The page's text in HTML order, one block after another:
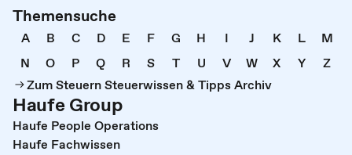
Themensuche
A B C D E F G H I J K L
M
N
O P Q R S T U V W X Y
Z
Zum Steuern Steuerwissen & Tipps Archiv
Haufe Group
Haufe People Operations
Haufe Fachwissen